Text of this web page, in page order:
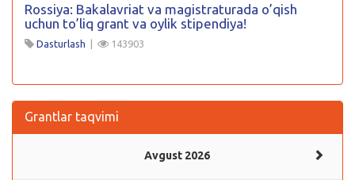
Rossiya: Bakalavriat va magistraturada o’qish
uchun to’liq grant va oylik stipendiya!
Dasturlash | 143903
Grantlar taqvimi
Avgust 2026